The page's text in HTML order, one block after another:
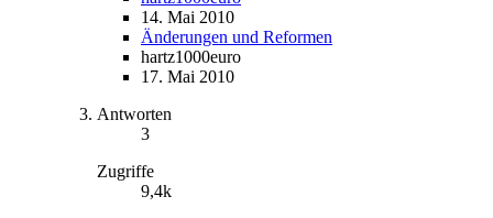
14. Mai 2010
Änderungen und Reformen
hartz1000euro
17. Mai 2010
Antworten
3
Zugriffe
9,4k